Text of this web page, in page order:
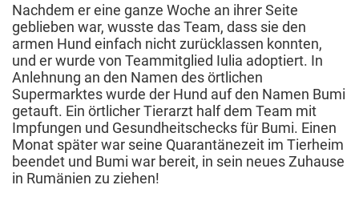
Nachdem er eine ganze Woche an ihrer Seite
geblieben war, wusste das Team, dass sie den
armen Hund einfach nicht zurücklassen konnten,
und er wurde von Teammitglied Iulia adoptiert. In
Anlehnung an den Namen des örtlichen
Supermarktes wurde der Hund auf den Namen Bumi
getauft. Ein örtlicher Tierarzt half dem Team mit
Impfungen und Gesundheitschecks für Bumi. Einen
Monat später war seine Quarantänezeit im Tierheim
beendet und Bumi war bereit, in sein neues Zuhause
in Rumänien zu ziehen!